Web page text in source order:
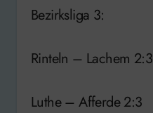
Bezirksliga 3:
Rinteln – Lachem 2:3
Luthe – Afferde 2:3